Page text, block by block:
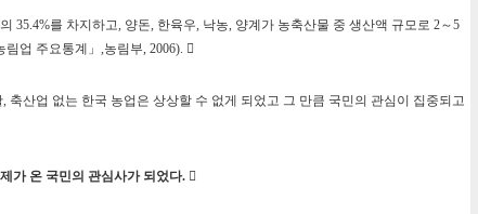
35.4%를 차지하고, 양돈, 한육우, 낙농, 양계가 농축산물 중 생산액 규모로 2～5
업 주요통계」,농림부, 2006). 
축산업 없는 한국 농업은 상상할 수 없게 되었고 그 만큼 국민의 관심이 집중되고
가 온 국민의 관심사가 되었다.